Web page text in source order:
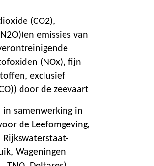
(CO2),
emissies van
(NOx), fijn
exclusief
door de zeevaart
in samenwerking in
de Leefomgeving,
Rijkswaterstaat-
Wageningen